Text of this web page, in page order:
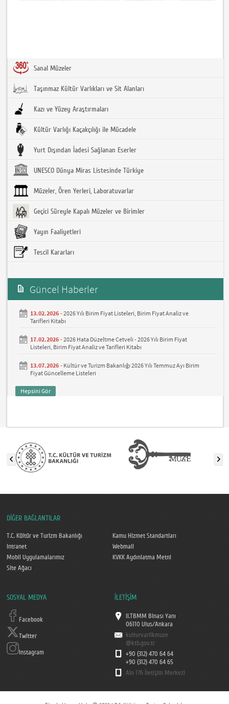
Sanal Müzeler
Taşınmaz Kültür Varlıkları ve Sit Alanları
Kazı ve Yüzey Araştırmaları
Kültür Varlığı Kaçakçılığı ile Mücadele
Yurt Dışından İadesi Sağlanan Eserler
UNESCO Dünya Miras Listesinde Türkiye
Müzeler, Ören Yerleri, Laboratuvarlar
Geçici Süreyle Kapalı Müzeler ve Birimler
Yayın Faaliyetleri
Tescil Kararları
Güncel Haberler
13.02.2026 -2026 Yılı Birim Fiyat Listeleri, Birim Fiyat Analiz ve
Tarifleri Kitabı
17.02.2026 -2026 Hata Düzeltme Cetveli - 2026 Yılı Birim Fiyat
Listeleri, Birim Fiyat Analiz ve Tarifleri Kitabı
13.07.2026 - Kültür ve Turizm Bakanlığı 2026 Yılı Temmuz Ayı Birim
Fiyat Güncelleme Listeleri
Hepsini Gör
DİĞER BAĞLANTILAR
T.C. Kültür ve Turizm Bakanlığı
Kamu Hizmet Standartları
Intranet
Webmail
Mobil Uygulamalarımız
KVKK Aydınlatma Metni
Site Ağacı
SOSYAL MEDYA
Facebook
Twitter
Instagram
İLETİŞİM
II.TBMM Binası Yanı
06110 Ulus/Ankara
kulturvarlikmuze
@ktb.gov.tr
+90 (312) 470 64 64
+90 (312) 470 64 65
Alo 176 İletişim Merkezi